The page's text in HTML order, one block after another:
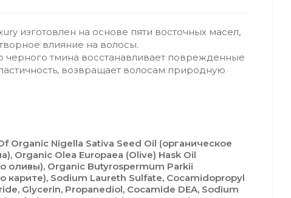
изготовлен на основе пяти восточных масел,
влияние на волосы.
черного тмина восстанавливает поврежденные
возвращает волосам природную
Organic Nigella Sativa Seed Oil (органическое
Organic Olea Europaea (Olive) Hask Oil
оливы), Organic Butyrospermum Parkii
карите), Sodium Laureth Sulfate, Cocamidopropyl
Glycerin, Propanediol, Cocamide DEA, Sodium